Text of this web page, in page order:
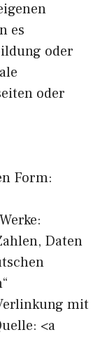
es
oder
oder
Form:
Daten
mit
<a